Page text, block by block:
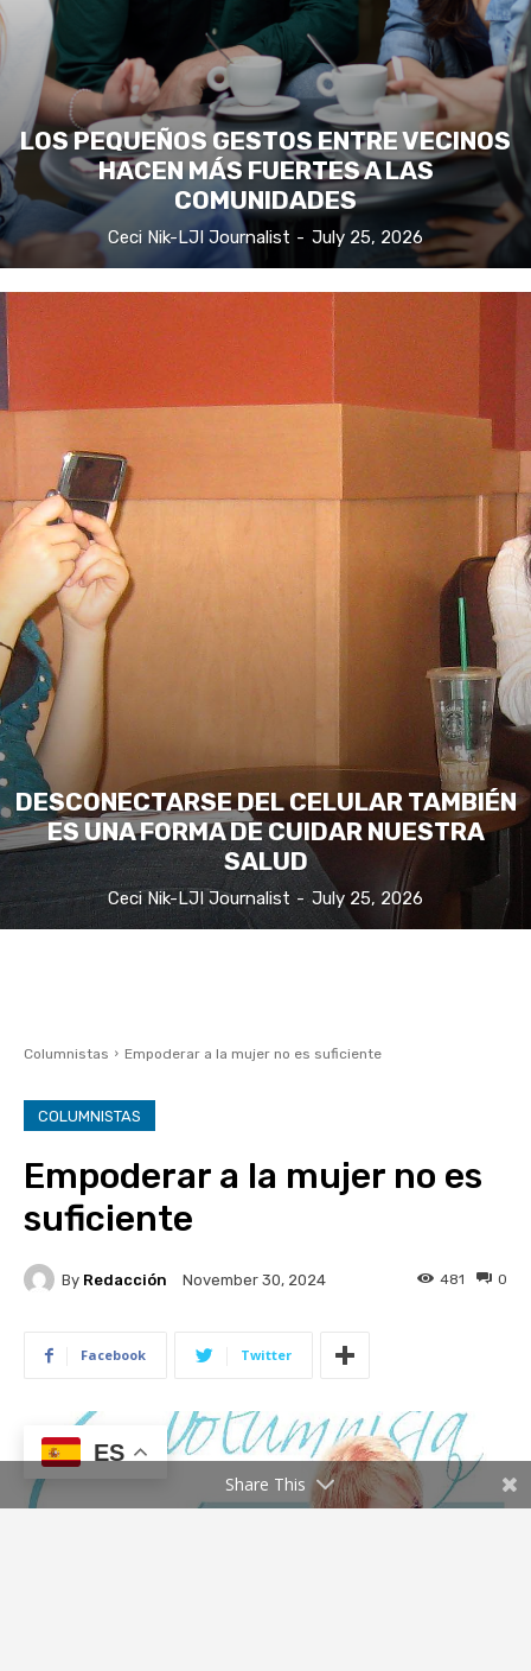
LOS PEQUEÑOS GESTOS ENTRE VECINOS
HACEN MÁS FUERTES A LAS
COMUNIDADES
Ceci Nik-LJI Journalist - July 25, 2026
DESCONECTARSE DEL CELULAR TAMBIÉN
ES UNA FORMA DE CUIDAR NUESTRA
SALUD
Ceci Nik-LJI Journalist - July 25, 2026
ES
Share This